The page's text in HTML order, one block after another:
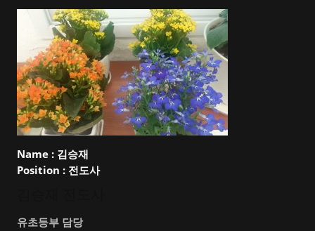
Name : 김승재
Position : 전도사
유초등부 담당